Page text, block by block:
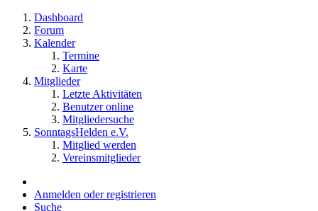
Dashboard
Forum
Kalender
Termine
Karte
Mitglieder
Letzte Aktivitäten
Benutzer online
Mitgliedersuche
SonntagsHelden e.V.
Mitglied werden
Vereinsmitglieder
Anmelden oder registrieren
Suche